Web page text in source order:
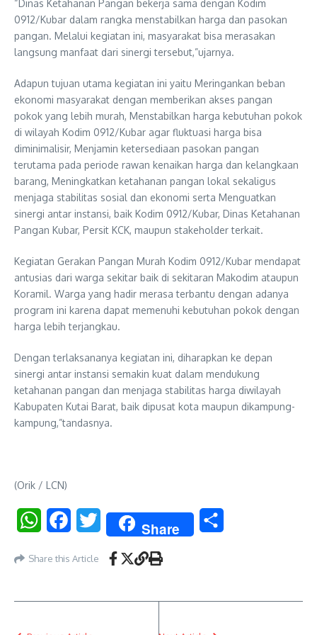
“Dinas Ketahanan Pangan bekerja sama dengan Kodim
0912/Kubar dalam rangka menstabilkan harga dan pasokan
pangan. Melalui kegiatan ini, masyarakat bisa merasakan
langsung manfaat dari sinergi tersebut,”ujarnya.
Adapun tujuan utama kegiatan ini yaitu Meringankan beban
ekonomi masyarakat dengan memberikan akses pangan
pokok yang lebih murah, Menstabilkan harga kebutuhan pokok
di wilayah Kodim 0912/Kubar agar fluktuasi harga bisa
diminimalisir, Menjamin ketersediaan pasokan pangan
terutama pada periode rawan kenaikan harga dan kelangkaan
barang, Meningkatkan ketahanan pangan lokal sekaligus
menjaga stabilitas sosial dan ekonomi serta Menguatkan
sinergi antar instansi, baik Kodim 0912/Kubar, Dinas Ketahanan
Pangan Kubar, Persit KCK, maupun stakeholder terkait.
Kegiatan Gerakan Pangan Murah Kodim 0912/Kubar mendapat
antusias dari warga sekitar baik di sekitaran Makodim ataupun
Koramil. Warga yang hadir merasa terbantu dengan adanya
program ini karena dapat memenuhi kebutuhan pokok dengan
harga lebih terjangkau.
Dengan terlaksananya kegiatan ini, diharapkan ke depan
sinergi antar instansi semakin kuat dalam mendukung
ketahanan pangan dan menjaga stabilitas harga diwilayah
Kabupaten Kutai Barat, baik dipusat kota maupun dikampung-
kampung,”tandasnya.
(Orik / LCN)
WhatsAppFacebookTwitter Share
Share this Article